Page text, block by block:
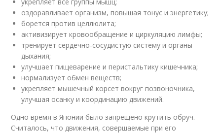
укрепляет все группы мышц;
оздоравливает организм, повышая тонус и энергетику;
борется против целлюлита;
активизирует кровообращение и циркуляцию лимфы;
тренирует сердечно-сосудистую систему и органы
дыхания;
улучшает пищеварение и перистальтику кишечника;
нормализует обмен веществ;
укрепляет мышечный корсет вокруг позвоночника,
улучшая осанку и координацию движений.
Одно время в Японии было запрещено крутить обруч.
Считалось, что движения, совершаемые при его